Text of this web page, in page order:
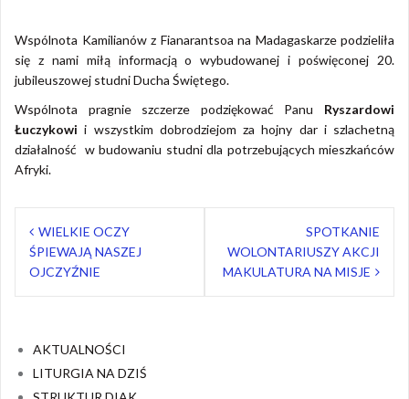
Wspólnota Kamilianów z Fianarantsoa na Madagaskarze podzieliła
się z nami miłą informacją o wybudowanej i poświęconej 20.
jubileuszowej studni Ducha Świętego.
Wspólnota pragnie szczerze podziękować Panu Ryszardowi
Łuczykowi i wszystkim dobrodziejom za hojny dar i szlachetną
działalność w budowaniu studni dla potrzebujących mieszkańców
Afryki.
Nawigacja
wpisu
WIELKIE OCZY
ŚPIEWAJĄ NASZEJ
OJCZYŹNIE
SPOTKANIE
WOLONTARIUSZY AKCJI
MAKULATURA NA MISJE
AKTUALNOŚCI
LITURGIA NA DZIŚ